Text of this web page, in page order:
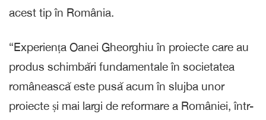
acest tip în România.
“Experiența Oanei Gheorghiu în proiecte care au
produs schimbări fundamentale în societatea
românească este pusă acum în slujba unor
proiecte și mai largi de reformare a României, într-